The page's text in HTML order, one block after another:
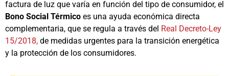
factura de luz que varía en función del tipo de consumidor, el
Bono Social Térmico es una ayuda económica directa
complementaria, que se regula a través del Real Decreto-Ley
15/2018, de medidas urgentes para la transición energética
y la protección de los consumidores.